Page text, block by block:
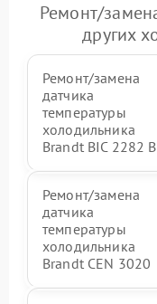
Ремонт/
других
Ремонт/замена
датчика
температуры
холодильника
Brandt BIC 2282
Ремонт/замена
датчика
температуры
холодильника
Brandt CEN 3020